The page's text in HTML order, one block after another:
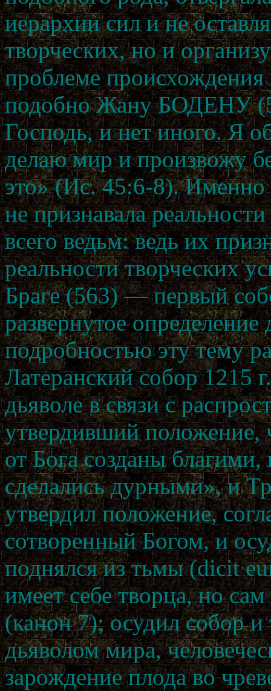
иерархии сил и не
творческих, но и
проблеме происхождения
подобно Жану БОДЕНУ
Господь, и нет иного. Я
делаю мир и произвожу
это» (Ис. 45:6-8). Именно
не признавала
всего ведьм: ведь их
реальности творческих
Браге (563) — первый
развернутое определение
подробностью эту тему
Латеранский собор 1215
дьяволе в связи с
утвердивший положение,
от Бога созданы
сделались дурными», и
утвердил положение,
сотворенный Богом, и
поднялся из тьмы (dicit
имеет себе творца, но
(канон 7); осудил собор и
дьяволом мира,
зарождение плода во